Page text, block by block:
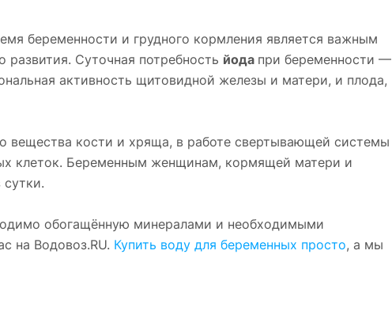
беременности и грудного кормления является важным
Суточная потребность йода при беременности —
активность щитовидной железы и матери, и плода,
вещества кости и хряща, в работе свертывающей системы
клеток. Беременным женщинам, кормящей матери и
обогащённую минералами и необходимыми
на Водовоз.RU. Купить воду для беременных просто, а мы